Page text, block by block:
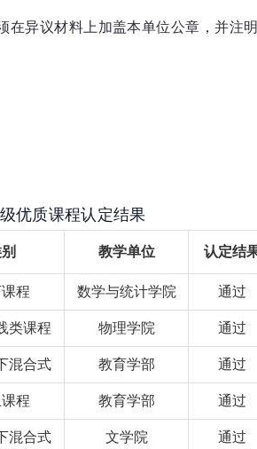
异议材料上加盖本单位公章，并注
优质课程认定结果
教学单位 认定结
程 数学与统计学院 通过
类课程 物理学院 通过
混合式 教育学部 通过
程 教育学部 通过
混合式 文学院 通过